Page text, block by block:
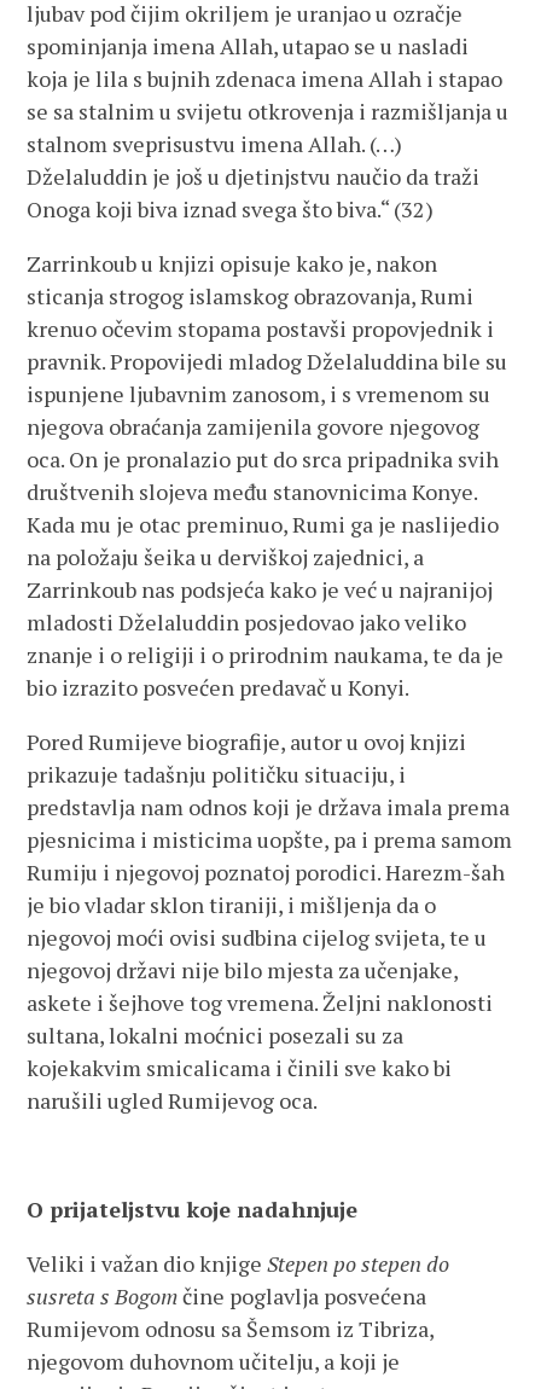
ljubav pod čijim okriljem je uranjao u ozračje
spominjanja imena Allah, utapao se u nasladi
koja je lila s bujnih zdenaca imena Allah i stapao
se sa stalnim u svijetu otkrovenja i razmišljanja u
stalnom sveprisustvu imena Allah. (…)
Dželaluddin je još u djetinjstvu naučio da traži
Onoga koji biva iznad svega što biva.“ (32)
Zarrinkoub u knjizi opisuje kako je, nakon
sticanja strogog islamskog obrazovanja, Rumi
krenuo očevim stopama postavši propovjednik i
pravnik. Propovijedi mladog Dželaluddina bile su
ispunjene ljubavnim zanosom, i s vremenom su
njegova obraćanja zamijenila govore njegovog
oca. On je pronalazio put do srca pripadnika svih
društvenih slojeva među stanovnicima Konye.
Kada mu je otac preminuo, Rumi ga je naslijedio
na položaju šeika u derviškoj zajednici, a
Zarrinkoub nas podsjeća kako je već u najranijoj
mladosti Dželaluddin posjedovao jako veliko
znanje i o religiji i o prirodnim naukama, te da je
bio izrazito posvećen predavač u Konyi.
Pored Rumijeve biografije, autor u ovoj knjizi
prikazuje tadašnju političku situaciju, i
predstavlja nam odnos koji je država imala prema
pjesnicima i misticima uopšte, pa i prema samom
Rumiju i njegovoj poznatoj porodici. Harezm-šah
je bio vladar sklon tiraniji, i mišljenja da o
njegovoj moći ovisi sudbina cijelog svijeta, te u
njegovoj državi nije bilo mjesta za učenjake,
askete i šejhove tog vremena. Željni naklonosti
sultana, lokalni moćnici posezali su za
kojekakvim smicalicama i činili sve kako bi
narušili ugled Rumijevog oca.
O prijateljstvu koje nadahnjuje
Veliki i važan dio knjigeStepen po stepen do
susreta s Bogomčine poglavlja posvećena
Rumijevom odnosu sa Šemsom iz Tibriza,
njegovom duhovnom učitelju, a koji je